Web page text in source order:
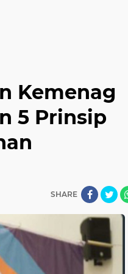
Kemenag
5 Prinsip
SHARE